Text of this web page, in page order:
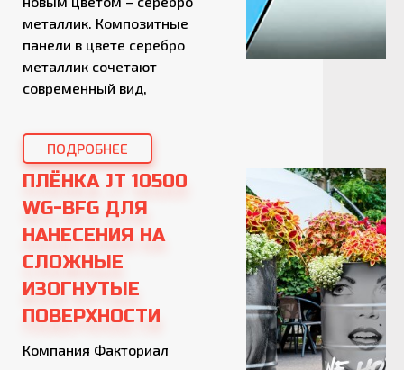
металлик. Композитные
панели в цвете серебро
металлик сочетают
современный вид,
доступную цену, что делает
их оптимальным выбором
для рекламных конструкций
Кроме стандартного размера
1250×5800 мм, теперь
доступен новый формат
1500×5800 мм, позволяющий
стыков, оптимизировать […]
ПОДРОБНЕЕ
ПЛЁНКА JT 10500
WG-BFG ДЛЯ
НАНЕСЕНИЯ НА
СЛОЖНЫЕ
ИЗОГНУТЫЕ
ПОВЕРХНОСТИ
Компания Факториал